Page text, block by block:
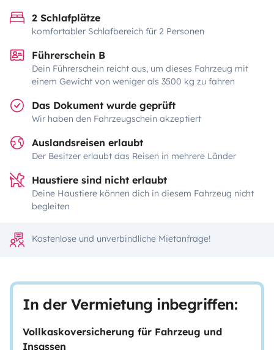
2 Schlafplätze
komfortabler Schlafbereich für 2 Personen
Führerschein B
Dein Führerschein reicht aus, um dieses Fahrzeug mit
einem Gewicht von weniger als 3500 kg zu fahren
Das Dokument wurde geprüft
Wir haben den Fahrzeugschein akzeptiert
Auslandsreisen erlaubt
Der Besitzer erlaubt das Reisen in mehrere Länder
Haustiere sind nicht erlaubt
Deine Haustiere können dich in diesem Fahrzeug nicht
begleiten
Kostenlose und unverbindliche Mietanfrage!
In der Vermietung inbegriffen:
Vollkaskoversicherung für Fahrzeug und
Insassen